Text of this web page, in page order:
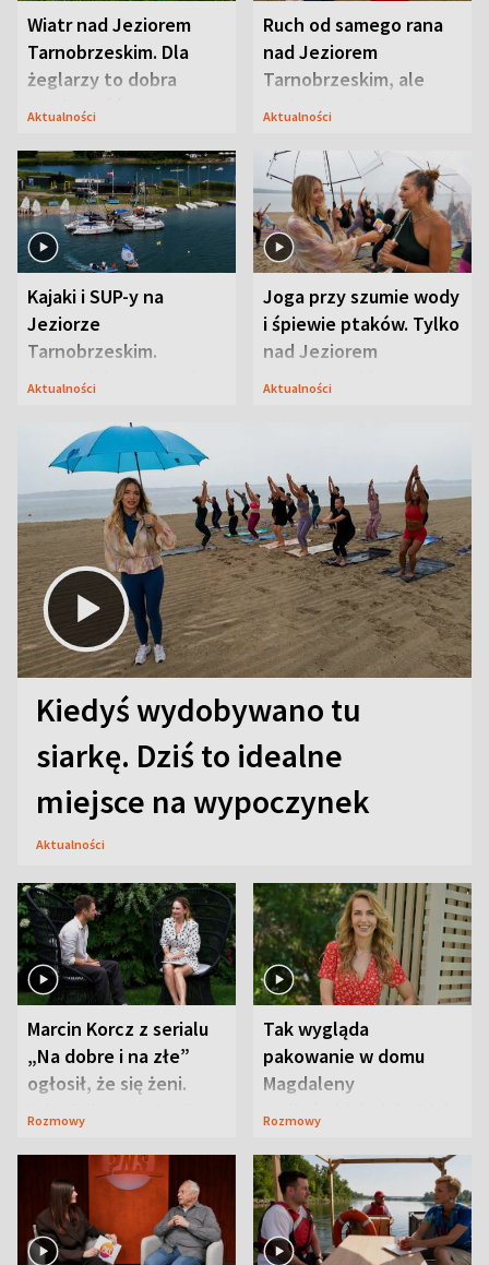
Wiatr nad Jeziorem
Tarnobrzeskim. Dla
żeglarzy to dobra
wiadomość
Aktualności
Ruch od samego rana
nad Jeziorem
Tarnobrzeskim, ale
ważna jest jedna
Aktualności
Kajaki i SUP-y na
Jeziorze
Tarnobrzeskim.
Przyrodnicy zwracają
Aktualności
Joga przy szumie wody
i śpiewie ptaków. Tylko
nad Jeziorem
Tarnobrzeskim
Aktualności
Kiedyś wydobywano tu
siarkę. Dziś to idealne
miejsce na wypoczynek
Aktualności
Marcin Korcz z serialu
„Na dobre i na złe”
ogłosił, że się żeni.
Zdradził, co zmienił
Rozmowy
Tak wygląda
pakowanie w domu
Magdaleny
Waligórskiej-Lisieckiej.
Rozmowy